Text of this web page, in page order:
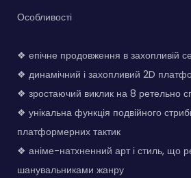
Особливості
❖ епічне продовження в захопливій
❖ динамічний і захопливий 2D
❖ зростаючий виклик на 8 ретельно
❖ унікальна функція подвійного
платформерних тактик
❖ аніме-натхненний арт і стиль, що
шанувальниками жанру